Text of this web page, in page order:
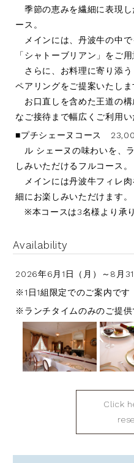
季節の恵みを繊細に表現し
ース。
メインには、丹波牛の中で
「シャトーブリアン」をご用
さらに、お料理に寄り添う
ペアリングをご提案いたしま
お口直しを含めた王道の構
なご接待まで幅広くご利用い
■プチシェーヌコース
ル シェーヌの味わいを、
しみいただけるフルコース。
メインには丹波牛フィレ肉
細にお楽しみいただけます。
※本コースは3名様より承り
Availability
2026年6月1日（月）～8月31
※1日1組限定でのご案内です
※ランチタイムのみのご提供
Click